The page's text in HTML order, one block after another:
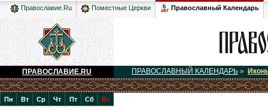
Православие.Ru Поместные Церкви Православный Календарь
ПРАВОСЛАВИЕ.RU ПРАВОСЛАВНЫЙ КАЛЕНДАРЬ »
Пн Вт Ср Чт Пт Сб
Вс